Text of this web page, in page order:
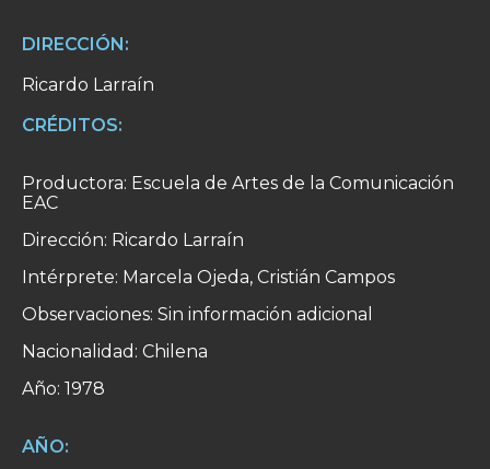
DIRECCIÓN:
Ricardo Larraín
CRÉDITOS:
Productora: Escuela de Artes de la Comunicación
EAC
Dirección: Ricardo Larraín
Intérprete: Marcela Ojeda, Cristián Campos
Observaciones: Sin información adicional
Nacionalidad: Chilena
Año: 1978
AÑO: